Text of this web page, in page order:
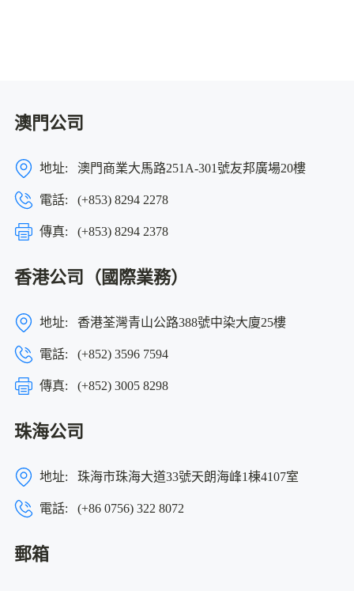
澳門公司
地址: 澳門商業大馬路251A-301號友邦廣場20樓
電話: (+853) 8294 2278
傳真: (+853) 8294 2378
香港公司（國際業務）
地址: 香港荃灣青山公路388號中染大廈25樓
電話: (+852) 3596 7594
傳真: (+852) 3005 8298
珠海公司
地址: 珠海市珠海大道33號天朗海峰1棟4107室
電話: (+86 0756) 322 8072
郵箱